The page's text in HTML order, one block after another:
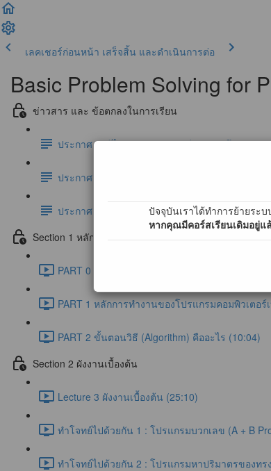
ปัจจุบันเราได้ทำการย้ายระ
หากคุณมีคอร์สเรียนเดิมอยู่แ
เลคเชอร์ก่อนหน้า เสร็จสิ้น และดำเนินการต่อ
Basic Problem Solving for
ข่าวสาร และ ข้อตกลงในการเรียน
ประกาศ : แก้ไขช่องทางการส่งอีเมลแบบฝึกหัด ! (
ประกาศ : ผู้เรียนสามารถทำแบบฝึกหัดผ่านระบบ
ประกาศ : การเข้าใช้งาน Online Programming
Section 1 หลักและกระบวนการคิดในรูปแบบคอมพิวเตอร์
PART 0 แนะนำบทเรียนเบื้องต้น (2:45)
PART 1 หลักการทำงานของโปรแกรมคอมพิวเตอร์
PART 2 ขั้นตอนวิธี (Algorithm) คืออะไร (10:04)
Section 2 ผังงานเบื้องต้น
Lecture 3 ผังงานเบื้องต้น (25:10)
ทำโจทย์ไปด้วยกัน 1 : โปรแกรมบวกเลข (A + B
ทำโจทย์ไปด้วยกัน 2 : โปรแกรมหาปริมาตรของทร